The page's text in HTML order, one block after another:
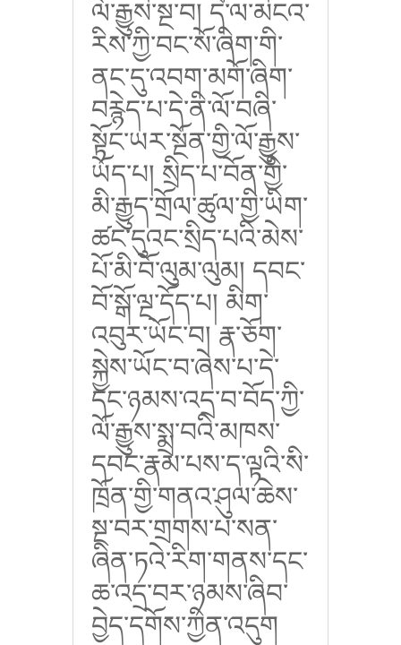
ལོ་རྒྱུས་སྔ་བ། དེ་ལ་མངའ་
རིས་ཀྱི་བང་སོ་ཞིག་གི་
ནང་དུ་འབག་མགོ་ཞིག་
བརྙེད་པ་དེ་ནི་ལོ་བཞི་
སྟོང་ཡར་སྔོན་གྱི་ལོ་རྒྱུས་
ཡོད་པ། སྲིད་པ་བོན་གྱི་
མི་རྒྱུད་གྲོལ་ཚུལ་གྱི་ཡིག་
ཚང་དུའང་སྲིད་པའི་མེས་
པོ་མི་བོ་ལུམ་ལུམ། དབང་
བོ་སྒོ་ལྔ་དོད་པ། མིག་
འབུར་ཡོང་བ། རྣ་ཅོག་
སྐྱེས་ཡོང་བ་ཞེས་པ་དེ་
དང་ཉམས་འདྲ་བ་བོད་ཀྱི་
ལོ་རྒྱུས་སྨྲ་བའི་མཁས་
དབང་རྣམ་པས་ད་ལྟའི་སི་
ཁྲོན་གྱི་གནའ་ཤུལ་ཆེས་
སྔ་བར་གྲགས་པ་སན་
ཞིན་ཏའེ་རིག་གནས་དང་
ཆ་འདྲ་བར་ཉམས་ཞིབ་
བྱེད་དགོས་ཀྱིན་འདུག